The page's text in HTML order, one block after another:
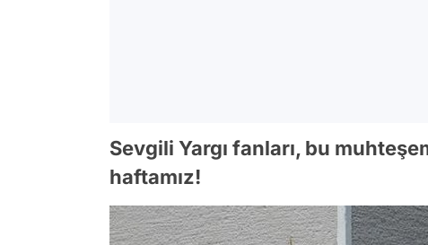
Sevgili Yargı fanları, bu
haftamız!